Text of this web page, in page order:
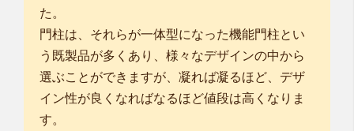
た。
門柱は、それらが一体型になった機能門柱とい
う既製品が多くあり、様々なデザインの中から
選ぶことができますが、凝れば凝るほど、デザ
イン性が良くなればなるほど値段は高くなりま
す。